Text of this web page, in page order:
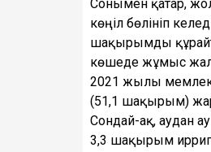
Сонымен қатар,
көңіл бөлініп
шақырымды
көшеде жұмыс
2021 жылы
(51,1 шақырым)
Сондай-ақ, аудан
3,3 шақырым